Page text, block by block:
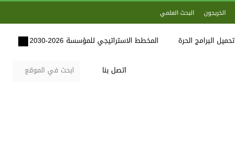
الخريجون البحث العلمي
تحميل البرامج الحرة المخطط الاستراتيجي للمؤسسة 2026-2030
اتصل بنا